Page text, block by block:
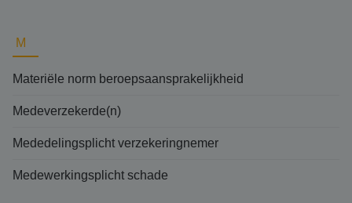
M
Materiële norm beroepsaansprakelijkheid
Medeverzekerde(n)
Mededelingsplicht verzekeringnemer
Medewerkingsplicht schade